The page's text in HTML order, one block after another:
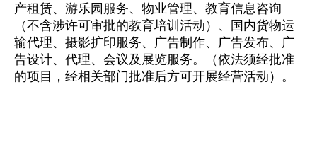
产租赁、游乐园服务、物业管理、教育信息咨询
（不含涉许可审批的教育培训活动）、国内货物运
输代理、摄影扩印服务、广告制作、广告发布、广
告设计、代理、会议及展览服务。（依法须经批准
的项目，经相关部门批准后方可开展经营活动）。